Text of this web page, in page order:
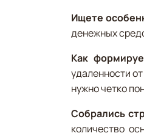
Ищете
денежных
Как
удаленности
нужно четко
Собрались
количество